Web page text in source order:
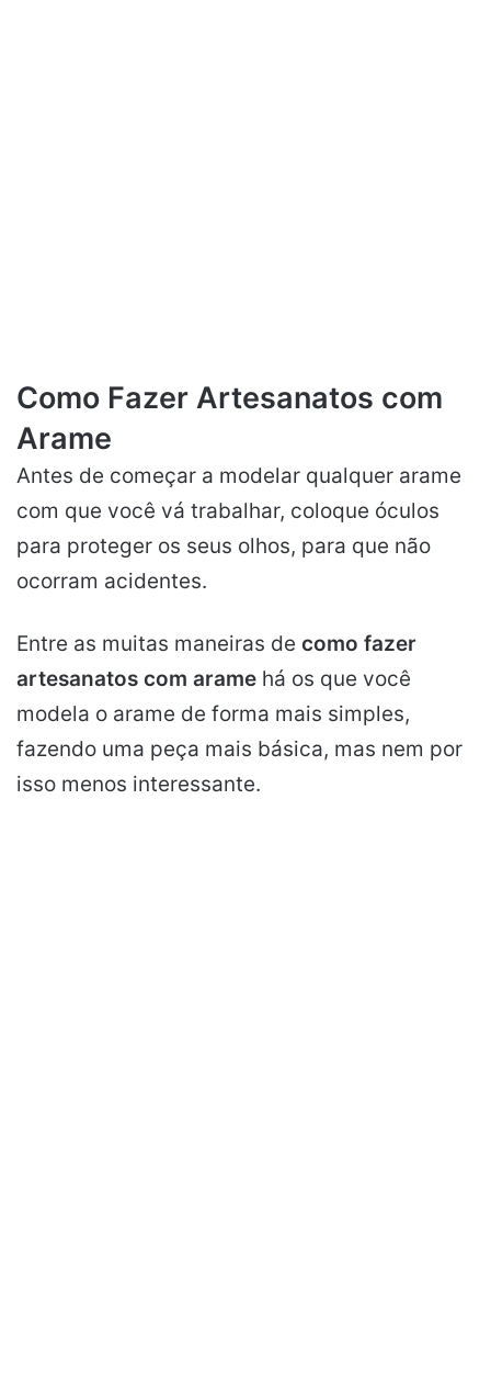
Como Fazer Artesanatos com
Arame
Antes de começar a modelar qualquer arame
com que você vá trabalhar, coloque óculos
para proteger os seus olhos, para que não
ocorram acidentes.
Entre as muitas maneiras de como fazer
artesanatos com arame há os que você
modela o arame de forma mais simples,
fazendo uma peça mais básica, mas nem por
isso menos interessante.